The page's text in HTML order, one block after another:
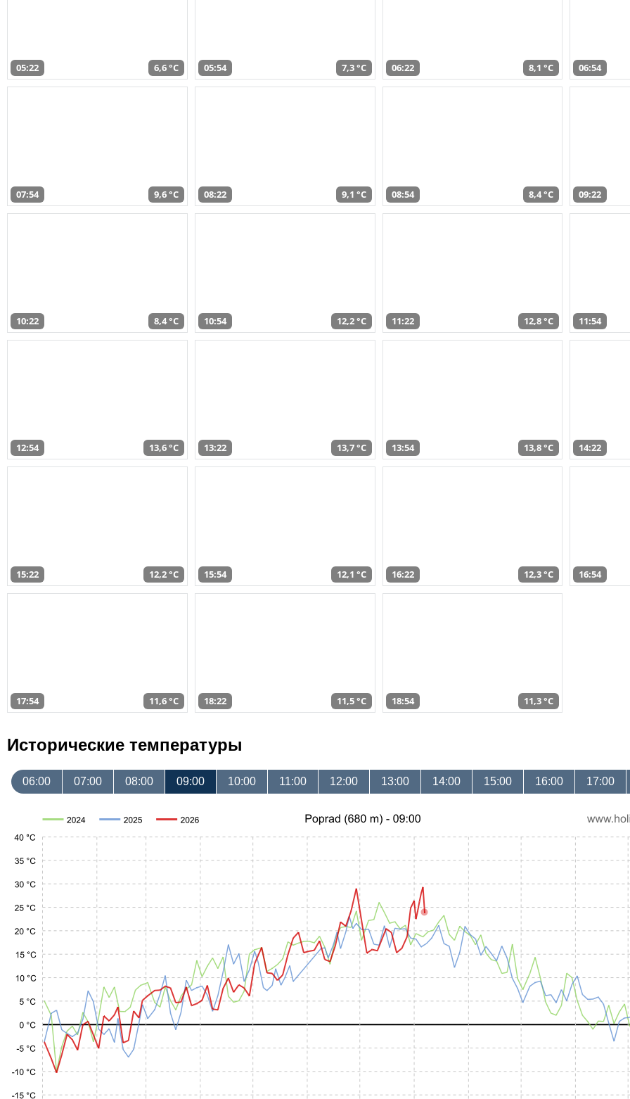
05:22 6,6 °C 05:54 7,3 °C 06:22 8,1 °C 06:54
07:54 9,6 °C 08:22 9,1 °C 08:54 8,4 °C 09:22
10:22 8,4 °C 10:54 12,2 °C 11:22 12,8 °C 11:54
12:54 13,6 °C 13:22 13,7 °C 13:54 13,8 °C 14:22
15:22 12,2 °C 15:54 12,1 °C 16:22 12,3 °C 16:54
17:54 11,6 °C 18:22 11,5 °C 18:54 11,3 °C
Исторические температуры
06:00 07:00 08:00 09:00 10:00 11:00 12:00 13:00 14:00 15:00 16:00 17:00